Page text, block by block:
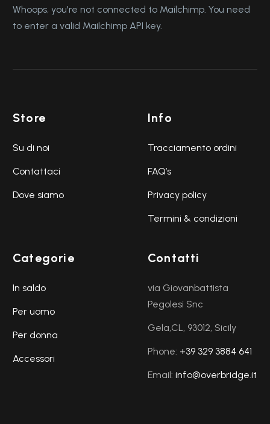
Whoops, you're not connected to Mailchimp. You need
to enter a valid Mailchimp API key.
Store
Su di noi
Contattaci
Dove siamo
Info
Tracciamento ordini
FAQ’s
Privacy policy
Termini & condizioni
Categorie
In saldo
Per uomo
Per donna
Accessori
Contatti
via Giovanbattista
Pegolesi Snc
Gela,CL, 93012, Sicily
Phone: +39 329 3884 641
Email: info@overbridge.it